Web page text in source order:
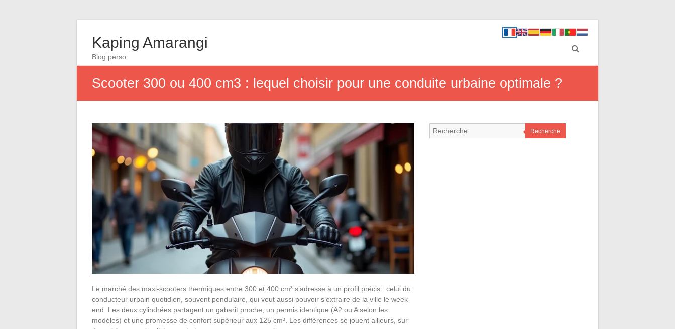
Kaping Amarangi
Blog perso
Scooter 300 ou 400 cm3 : lequel choisir pour une conduite urbaine optimale ?
Le marché des maxi-scooters thermiques entre 300 et 400 cm³ s’adresse à un profil précis : celui du
conducteur urbain quotidien, souvent pendulaire, qui veut aussi pouvoir s’extraire de la ville le week-
end. Les deux cylindrées partagent un gabarit proche, un permis identique (A2 ou A selon les
modèles) et une promesse de confort supérieur aux 125 cm³. Les différences se jouent ailleurs, sur
Recherche